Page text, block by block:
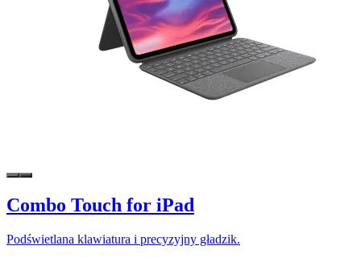
Combo Touch for iPad
Podświetlana klawiatura i precyzyjny gładzik.